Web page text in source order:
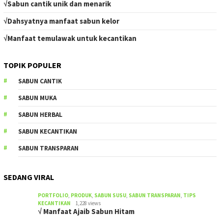
√Sabun cantik unik dan menarik
√Dahsyatnya manfaat sabun kelor
√Manfaat temulawak untuk kecantikan
TOPIK POPULER
SABUN CANTIK
SABUN MUKA
SABUN HERBAL
SABUN KECANTIKAN
SABUN TRANSPARAN
SEDANG VIRAL
PORTFOLIO PRODUK SABUN SUSU SABUN TRANSPARAN TIPS
KECANTIKAN
1,228 views
√ Manfaat Ajaib Sabun Hitam